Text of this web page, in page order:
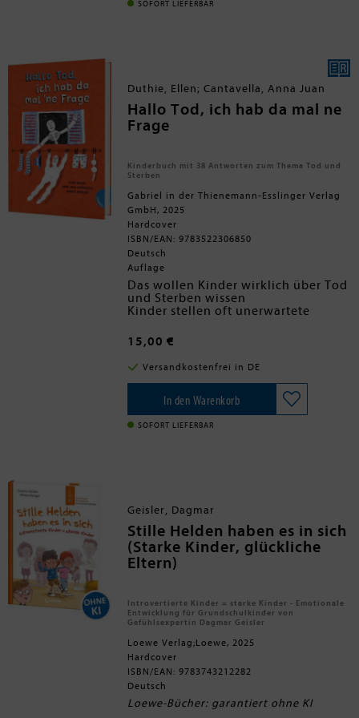
Vorgängen in der Kinderarztpraxis
das Ängste nimmt, informiert und nicht
nur kleinen Leserinnen und Lesern Spaß
macht! - Nimmt Angst vor dem Besuch
in der Kinderarztpraxis- Erklärt, was in
der Arztpraxis passiert und informiert
über moderne Standards (z.B.
umfassenden Informationen über die U-
Kinderarzt kann auch Spaß machen!
SOFORT LIEFERBAR
Duthie, Ellen; Cantavella, Anna Juan
Hallo Tod, ich hab da mal ne
Frage
Kinderbuch mit 38 Antworten zum Thema Tod und
Sterben
Gabriel in der Thienemann-Esslinger Verlag
GmbH, 2025
Hardcover
ISBN/EAN: 9783522306850
Deutsch
Auflage
Das wollen Kinder wirklich über Tod
und Sterben wissen
Kinder stellen oft unerwartete
vor meiner Geburt? Was passiert mit
meinen Sachen, wenn ich sterbe?
Gibt es ein schlimmeres Schicksal als
den Tod? In "Hallo Tod, ich hab da
mal ne Frage" werden 38 dieser
Fragen aus aller Welt einfühlsam,
ehrlich und mit einer Prise Humor
beantwortet. Die Autoren
Einfühlsam, verständlich und auf
Augenhöhe, ohne zu
beschönigen.
Ein einzigartiges Buch, das Kinder
und Erwachsene dazu ermutigt,
offen über das schwierige Thema
zu sprechen
Religiöses Buch des Monats Juni
2025 der STUBE!
15,00 €
Versandkostenfrei in DE
In den Warenkorb
SOFORT LIEFERBAR
Geisler, Dagmar
Stille Helden haben es in sich
(Starke Kinder, glückliche
Eltern)
Introvertierte Kinder = starke Kinder - Emotionale
Entwicklung für Grundschulkinder von
Gefühlsexpertin Dagmar Geisler
Loewe Verlag;Loewe, 2025
Hardcover
ISBN/EAN: 9783743212282
Deutsch
Loewe-Bücher: garantiert ohne KI